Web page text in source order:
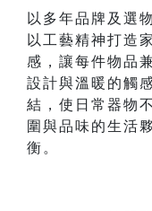
以多年品牌及選
以工藝精神打造
感，讓每件物品
設計與溫暖的觸
結，使日常器物
圍與品味的生活
衡。